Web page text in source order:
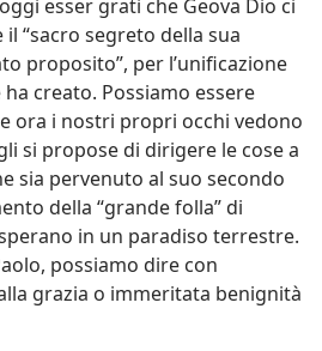
esser grati che Geova Dio ci
“sacro segreto della sua
proposito”, per l’unificazione
creato. Possiamo essere
ora i nostri propri occhi vedono
si propose di dirigere le cose a
sia pervenuto al suo secondo
della “grande folla” di
in un paradiso terrestre.
possiamo dire con
grazia o immeritata benignità